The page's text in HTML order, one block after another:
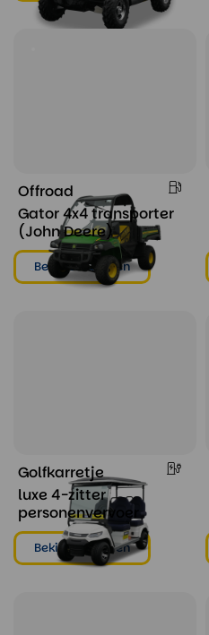
Offroad
Gator 4x4 transporter
(John Deere)
Bekijken & huren
Golfkarretje
luxe 4-zitter
personenvervoer
Bekijken & huren